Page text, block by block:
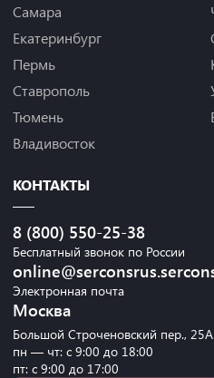
Самара
Екатеринбург
Пермь
Ставрополь
Тюмень
Владивосток
КОНТАКТЫ
8 (800) 550-25-38
Бесплатный звонок по России
Электронная почта
Москва
Большой Строченовский пер., 25А
пн — чт: с 9:00 до 18:00
пт: с 9:00 до 17:00